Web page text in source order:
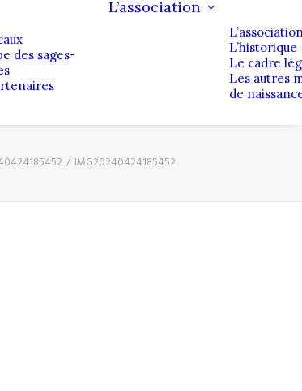
des sages-
L’association
L’historique
Le cadre
Les autres
de
IMG20240424185452